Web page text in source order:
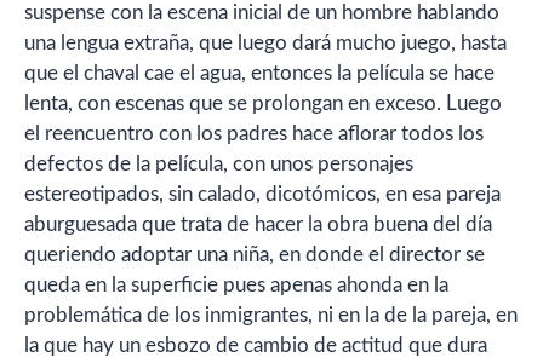
suspense con la escena inicial de un hombre hablando
una lengua extraña, que luego dará mucho juego, hasta
que el chaval cae el agua, entonces la película se hace
lenta, con escenas que se prolongan en exceso. Luego
el reencuentro con los padres hace aflorar todos los
defectos de la película, con unos personajes
estereotipados, sin calado, dicotómicos, en esa pareja
aburguesada que trata de hacer la obra buena del día
queriendo adoptar una niña, en donde el director se
queda en la superficie pues apenas ahonda en la
problemática de los inmigrantes, ni en la de la pareja, en
la que hay un esbozo de cambio de actitud que dura